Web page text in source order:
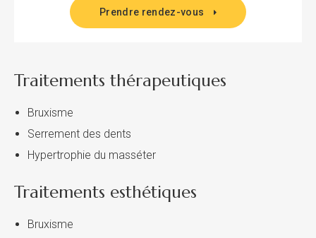
Prendre rendez-vous
Traitements thérapeutiques
Bruxisme
Serrement des dents
Hypertrophie du masséter
Traitements esthétiques
Bruxisme